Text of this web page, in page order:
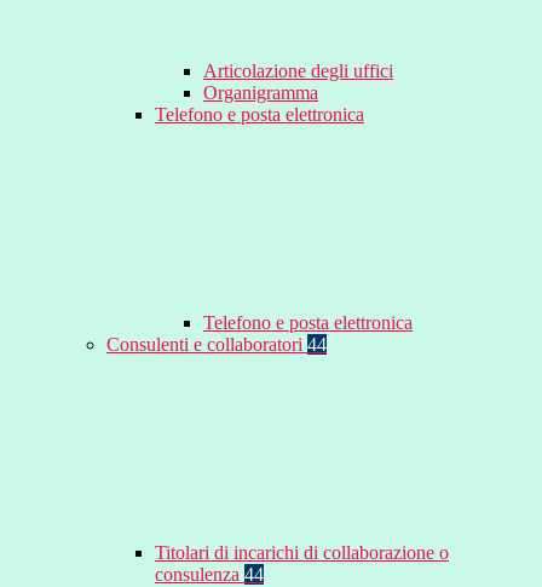
Articolazione degli uffici
Organigramma
Telefono e posta elettronica
Telefono e posta elettronica
Consulenti e collaboratori 44
Titolari di incarichi di collaborazione o
consulenza 44